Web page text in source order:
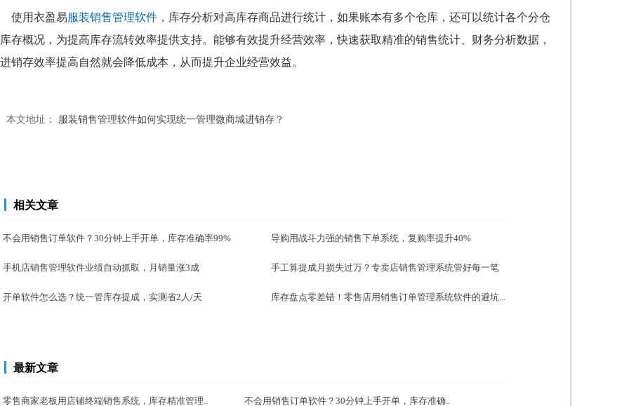
使用衣盈易服装销售管理软件，库存分析对高库存商品进行统计，如果账本有多个仓库，还可以统计各个分仓
存概况，为提高库存流转效率提供支持。 能够有效提升经营效率，快速获取精准的销售统计、财务分析数据，
销存效率提高自然就会降低成本，从而提升企业经营效益。
本文地址： 服装销售管理软件如何实现统一管理微商城进销存？
相关文章
不会用销售订单软件？30分钟上手开单，库存准确率99% 导购用战斗力强的销售下单系统，复购率提升40%
手机店销售管理软件业绩自动抓取，月销量涨3成 手工算提成月损失过万？专卖店销售管理系统管好每一笔
开单软件怎么选？统一管库存提成，实测省2人/天 库存盘点零差错！零售店用销售订单管理系统软件的避坑...
最新文章
零售商家老板用店铺终端销售系统，库存精准管理.. 不会用销售订单软件？30分钟上手开单，库存准确..